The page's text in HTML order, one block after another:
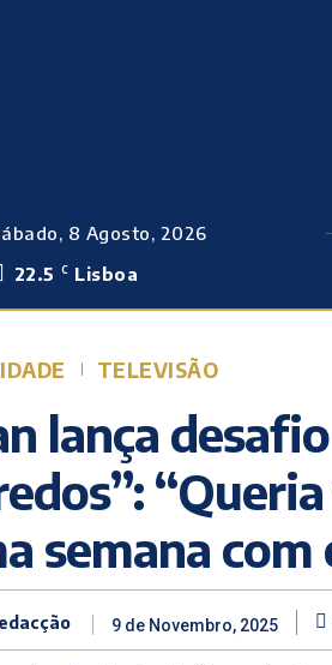
8 Agosto, 2026
22.5
C Lisboa
TELEVISÃO
lança
semana com
9 de Novembro, 2025